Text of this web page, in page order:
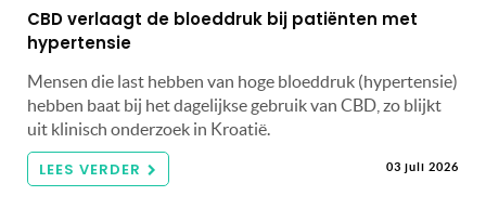
CBD verlaagt de bloeddruk bij patiënten met
hypertensie
Mensen die last hebben van hoge bloeddruk (hypertensie)
hebben baat bij het dagelijkse gebruik van CBD, zo blijkt
uit klinisch onderzoek in Kroatië.
LEES VERDER 03 juli 2026